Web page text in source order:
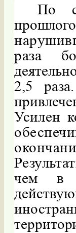
По
раза
2,5
Усилен
чем в